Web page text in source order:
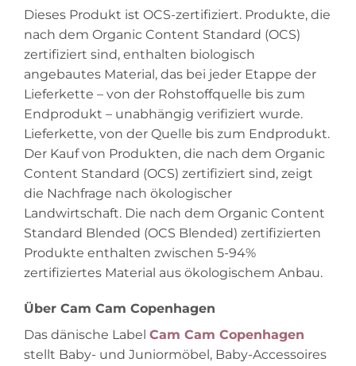
Dieses Produkt ist OCS-zertifiziert. Produkte, die
nach dem Organic Content Standard (OCS)
zertifiziert sind, enthalten biologisch
angebautes Material, das bei jeder Etappe der
Lieferkette – von der Rohstoffquelle bis zum
Endprodukt – unabhängig verifiziert wurde.
Lieferkette, von der Quelle bis zum Endprodukt.
Der Kauf von Produkten, die nach dem Organic
Content Standard (OCS) zertifiziert sind, zeigt
die Nachfrage nach ökologischer
Landwirtschaft. Die nach dem Organic Content
Standard Blended (OCS Blended) zertifizierten
Produkte enthalten zwischen 5-94%
zertifiziertes Material aus ökologischem Anbau.
Über Cam Cam Copenhagen
Das dänische Label Cam Cam Copenhagen
stellt Baby- und Juniormöbel, Baby-Accessoires